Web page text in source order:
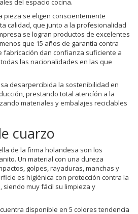
del espacio cocina.
pieza se eligen conscientemente
calidad, que junto a la profesionalidad
se logran productos de excelentes
que 15 años de garantía contra
fabricación dan confianza suficiente a
las nacionalidades en las que
desarpercibida la sostenibilidad en
prestando total atencíón a la
materiales y embalajes reciclables
cuarzo
de la firma holandesa son los
Un material con una dureza
golpes, rayaduras, manchas y
es higiénica con protección contra la
muy fácil su limpieza y
disponible en 5 colores tendencia